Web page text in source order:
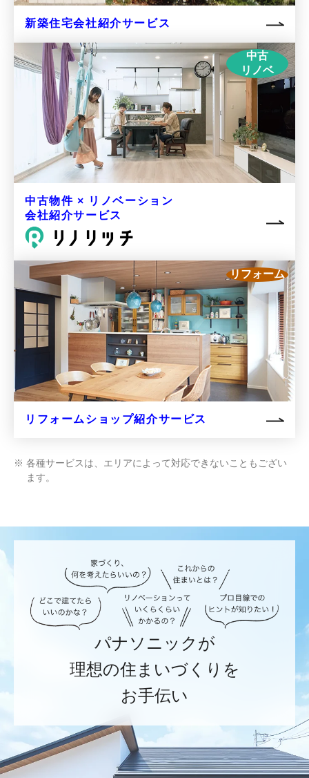
新築住宅会社紹介サービス
中古
リノベ
中古物件 × リノベーション
会社紹介サービス
リフォーム
リフォームショップ紹介サービス
※ 各種サービスは、エリアによって対応できないこともござい
ます。
パナソニックが
理想の住まいづくりを
お手伝い